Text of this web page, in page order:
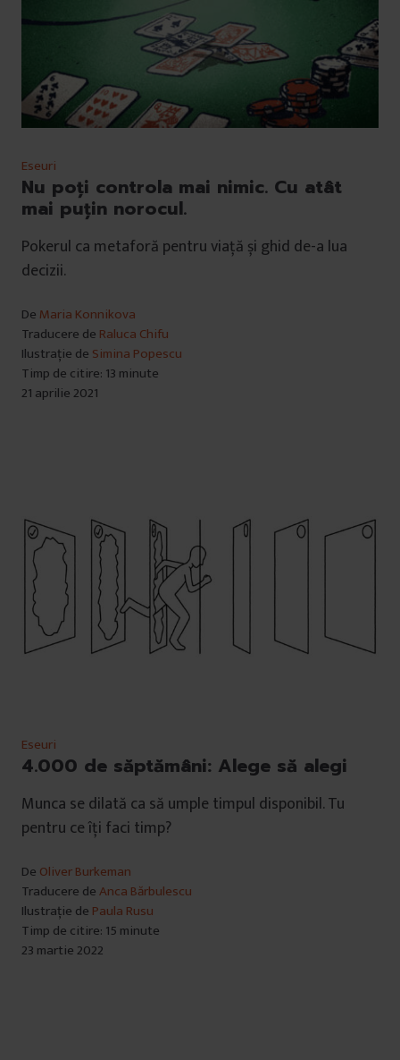
Eseuri
Nu poți controla mai nimic. Cu atât
mai puțin norocul.
Pokerul ca metaforă pentru viață și ghid de-a lua
decizii.
De Maria Konnikova
Traducere de Raluca Chifu
Ilustrație de Simina Popescu
Timp de citire: 13 minute
21 aprilie 2021
Eseuri
4.000 de săptămâni: Alege să alegi
Munca se dilată ca să umple timpul disponibil. Tu
pentru ce îți faci timp?
De Oliver Burkeman
Traducere deAnca Bărbulescu
Ilustrație de Paula Rusu
Timp de citire: 15 minute
23 martie 2022